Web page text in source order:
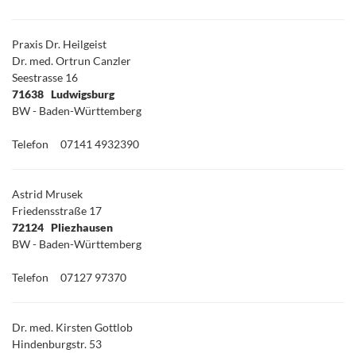
Praxis Dr. Heilgeist
Dr. med. Ortrun Canzler
Seestrasse 16
71638 Ludwigsburg
BW - Baden-Württemberg
Telefon 07141 4932390
Astrid Mrusek
Friedensstraße 17
72124 Pliezhausen
BW - Baden-Württemberg
Telefon 07127 97370
Dr. med. Kirsten Gottlob
Hindenburgstr. 53